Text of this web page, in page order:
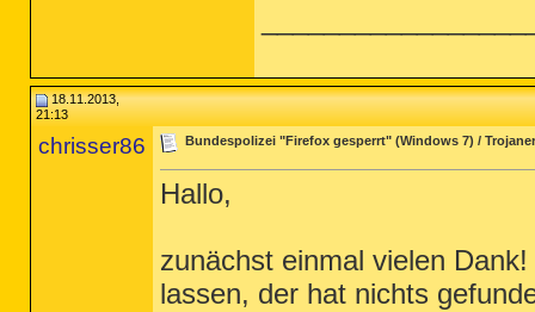
18.11.2013,
21:13
chrisser86 Bundespolizei "Firefox gesperrt" (Windows 7) /
Hallo,
zunächst einmal vielen
lassen, der hat nichts